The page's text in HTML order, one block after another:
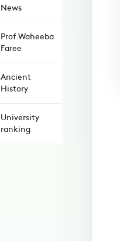
News
Prof.Waheeba
Faree
Ancient
History
University
ranking